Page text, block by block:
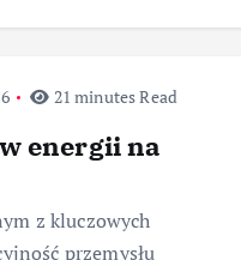
21 minutes Read
energii na
z kluczowych
przemysłu